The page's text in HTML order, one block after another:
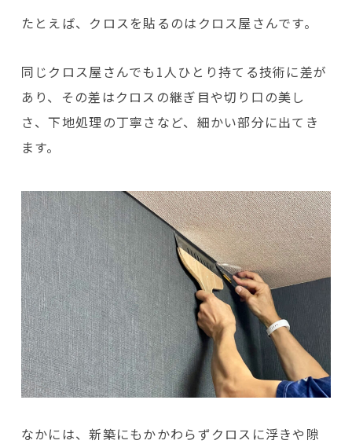
たとえば、クロスを貼るのはクロス屋さんです。
同じクロス屋さんでも1人ひとり持てる技術に差が
あり、その差はクロスの継ぎ目や切り口の美し
さ、下地処理の丁寧さなど、細かい部分に出てき
ます。
なかには、新築にもかかわらずクロスに浮きや隙